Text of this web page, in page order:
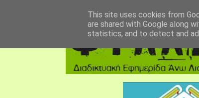
This site uses cookies from
are shared with Google along
statistics, and to detect and